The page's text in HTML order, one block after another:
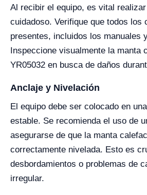
Al recibir el equipo, es vital
cuidadoso. Verifique que todos los
presentes, incluidos los manuales
Inspeccione visualmente la manta
YR05032 en busca de daños
Anclaje y Nivelación
El equipo debe ser colocado en
estable. Se recomienda el uso de
asegurarse de que la manta
correctamente nivelada. Esto es
desbordamientos o problemas de
irregular.